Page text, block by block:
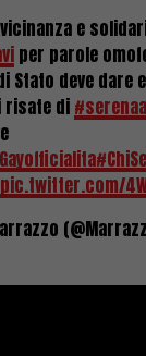
e
per parole
Stato deve dare
risate di
pic.twitter.com/